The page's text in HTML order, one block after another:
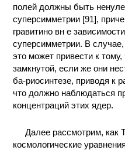
полей должны быть
суперсимметрии [91],
гравитино вн е
суперсимметрии. В
это может привести к
замкнутой, если же они
ба-риосинтезе, приводя к
что должно наблюдаться
концентраций этих ядер.
Далее рассмотрим, как
космологические